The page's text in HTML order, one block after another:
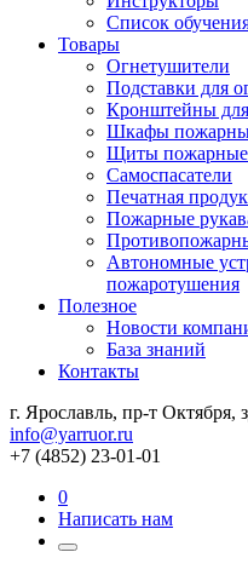
Список
Товары
Огнетушители
Подставки для
Кронштейны
Шкафы
Щиты пожарные
Самоспасатели
Печатная
Пожарные
Автономные
пожаротушения
Полезное
Новости
База знаний
Контакты
г. Ярославль, пр-т Октября,
info@yarruor.ru
+7 (4852) 23-01-01
0
Написать нам